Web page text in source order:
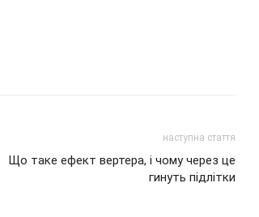
наступна стаття
Що таке ефект вертера, і чому через це
гинуть підлітки